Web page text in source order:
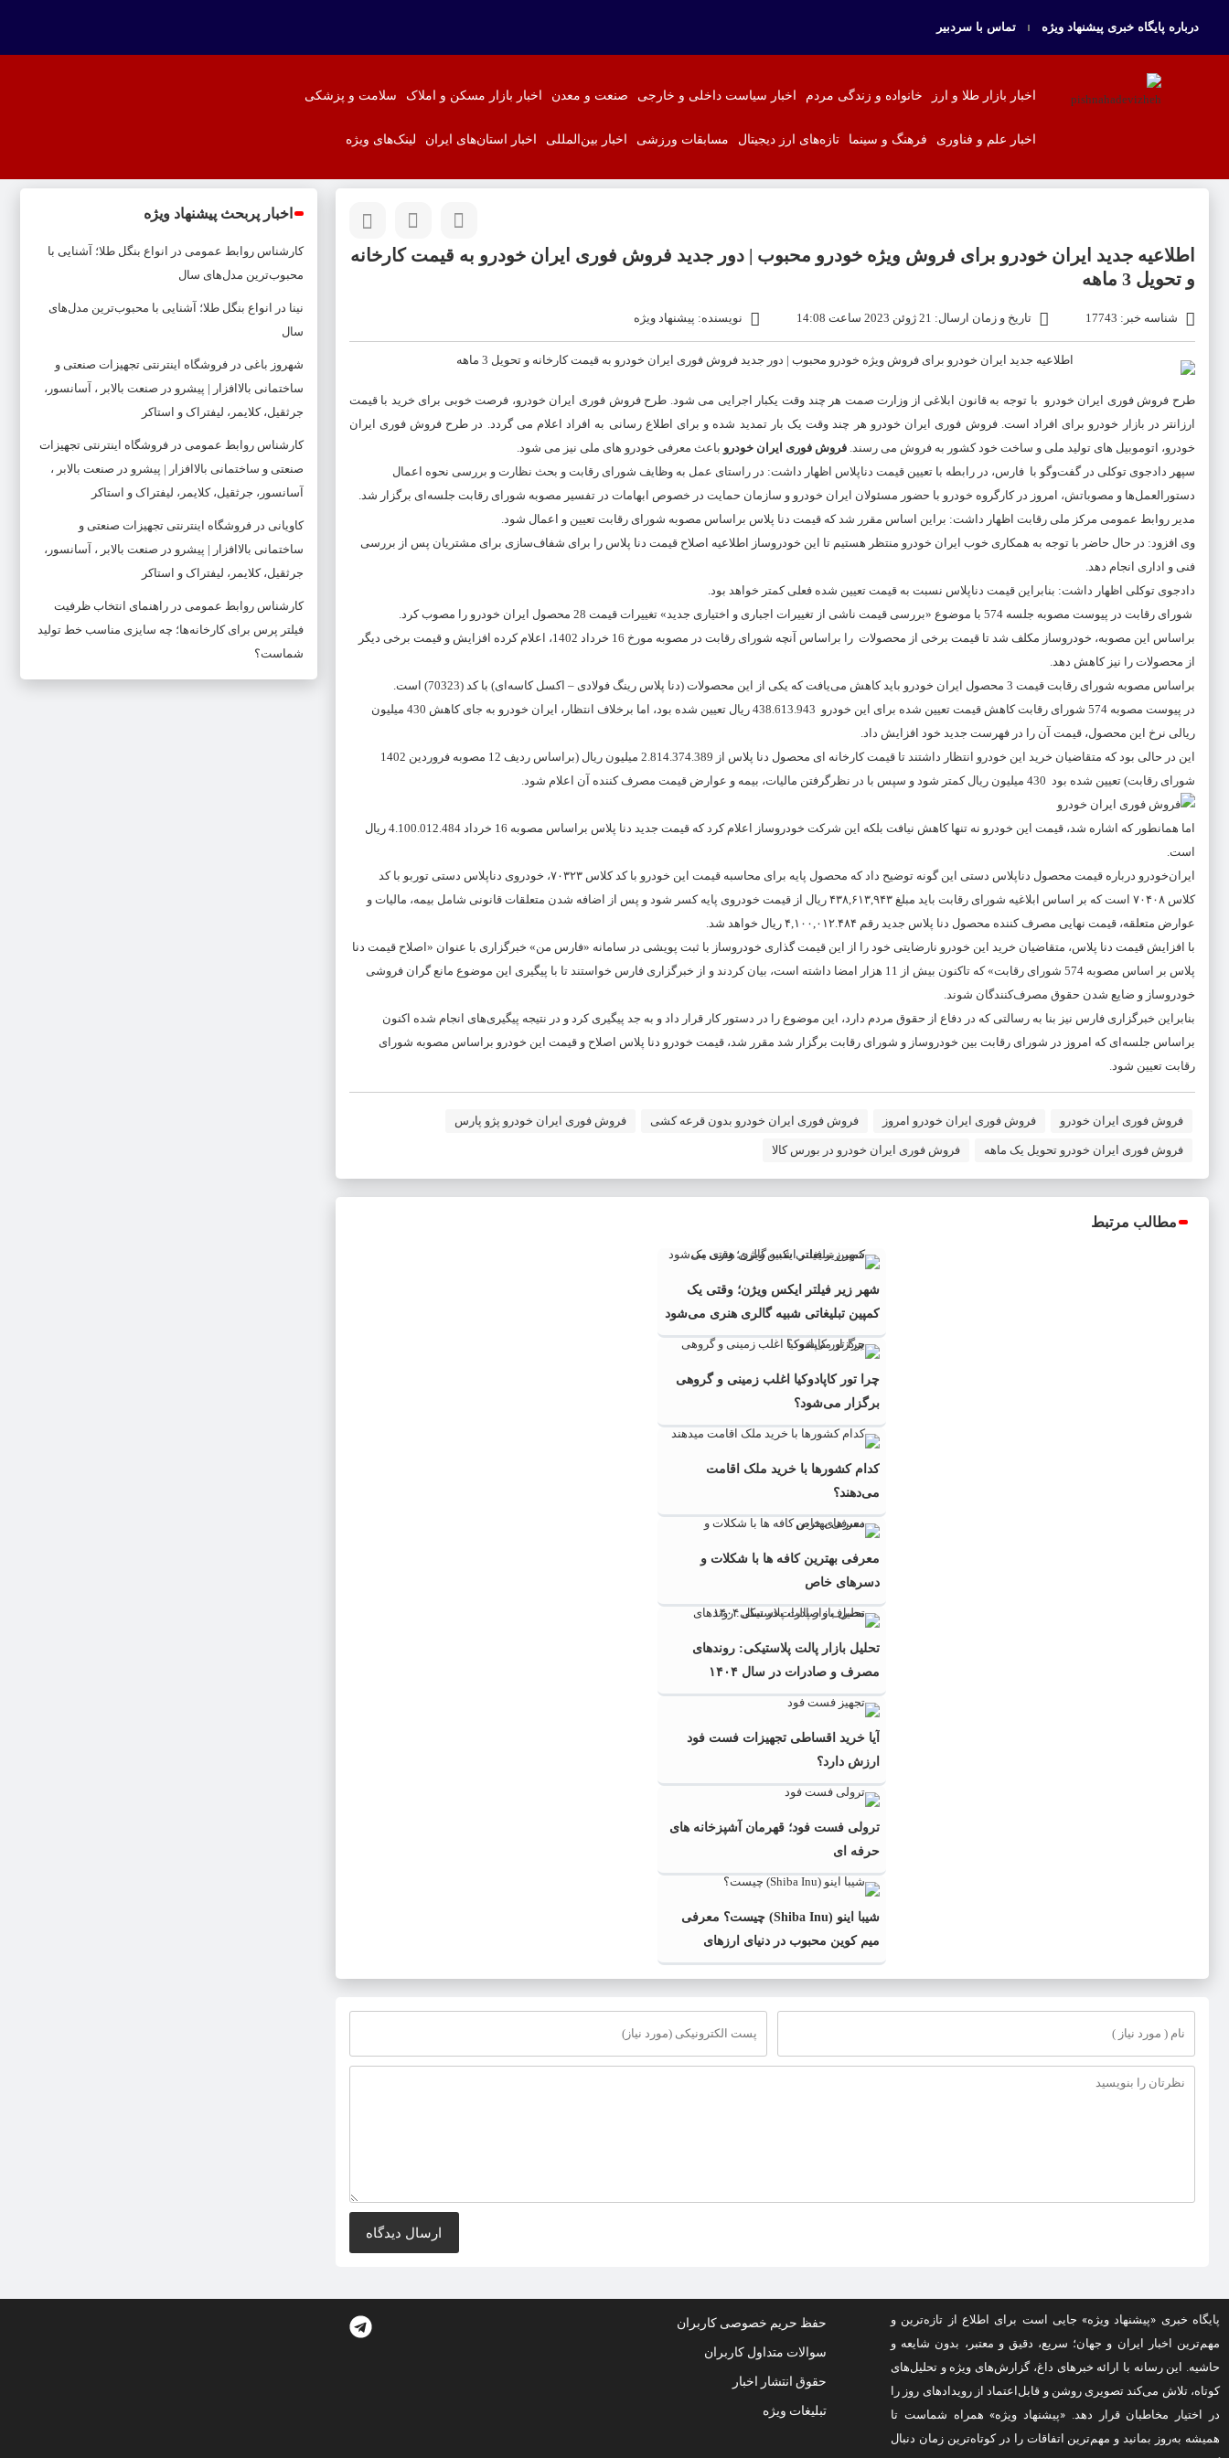
درباره پایگاه خبری پیشنهاد ویژه تماس با سردبیر
اخبار بازار طلا و ارز خانواده و زندگی مردم اخبار سیاست داخلی و خارجی صنعت و معدن اخبار بازار مسکن و املاک سلامت و پزشکی
اخبار علم و فناوری فرهنگ و سینما تازه‌های ارز دیجیتال مسابقات ورزشی اخبار بین‌المللی اخبار استان‌های ایران لینک‌های ویژه
اطلاعیه جدید ایران خودرو برای فروش ویژه خودرو محبوب | دور جدید فروش فوری ایران خودرو به قیمت کارخانه
و تحویل 3 ماهه
شناسه خبر: 17743 تاریخ و زمان ارسال: 21 ژوئن 2023 ساعت 14:08 نویسنده: پیشنهاد ویژه
طرح فروش فوری ایران خودرو با توجه به قانون ابلاغی از وزارت صمت هر چند وقت یکبار اجرایی می شود. طرحفروش فوری ایران خودرو، فرصت خوبی برای خرید با قیمت
ارزانتر در بازار خودرو برای افراد است.فروش فوری ایران خودرو هر چند وقت یک بار تمدید شده و برای اطلاع رسانی به افراد اعلام می گردد. در طرحفروش فوری ایران
خودرو، اتوموبیل های تولید ملی و ساخت خود کشور به فروش می رسند. فروش فوری ایران خودرو باعث معرفی خودرو های ملی نیز می شود.
سپهر دادجوی توکلی در گفت‌وگو با فارس، در رابطه با تعیین قیمت دناپلاس اظهار داشت: در راستای عمل به وظایف شورای رقابت و بحث نظارت و بررسی نحوه اعمال
دستورالعمل‌ها و مصوباتش، امروز در کارگروه خودرو با حضور مسئولان ایران خودرو و سازمان حمایت در خصوص ابهامات در تفسیر مصوبه شورای رقابت جلسه‌ای برگزار شد.
مدیر روابط عمومی مرکز ملی رقابت اظهار داشت: براین اساس مقرر شد که قیمت دنا پلاس براساس مصوبه شورای رقابت تعیین و اعمال شود.
وی افزود: در حال حاضر با توجه به همکاری خوب ایران خودرو منتظر هستیم تا این خودروساز اطلاعیه اصلاح قیمت دنا پلاس را برای شفاف‌سازی برای مشتریان پس از بررسی
فنی و اداری انجام دهد.
دادجوی توکلی اظهار داشت: بنابراین قیمت دناپلاس نسبت به قیمت تعیین شده فعلی کمتر خواهد بود.
شورای رقابت در پیوست مصوبه جلسه 574 با موضوع «بررسی قیمت ناشی از تغییرات اجباری و اختیاری جدید» تغییرات قیمت 28 محصول ایران خودرو را مصوب کرد.
براساس این مصوبه، خودروساز مکلف شد تا قیمت برخی از محصولات را براساس آنچه شورای رقابت در مصوبه مورخ 16 خرداد 1402، اعلام کرده افزایش و قیمت برخی دیگر
از محصولات را نیز کاهش دهد.
براساس مصوبه شورای رقابت قیمت 3 محصول ایران خودرو باید کاهش می‌یافت که یکی از این محصولات (دنا پلاس رینگ فولادی – اکسل کاسه‌ای) با کد (70323) است.
در پیوست مصوبه 574 شورای رقابت کاهش قیمت تعیین شده برای این خودرو 438.613.943 ریال تعیین شده بود، اما برخلاف انتظار، ایران خودرو به جای کاهش 430 میلیون
ریالی نرخ این محصول، قیمت آن را در فهرست جدید خود افزایش داد.
این در حالی بود که متقاضیان خرید این خودرو انتظار داشتند تا قیمت کارخانه ای محصول دنا پلاس از 2.814.374.389 میلیون ریال (براساس ردیف 12 مصوبه فروردین 1402
شورای رقابت) تعیین شده بود 430 میلیون ریال کمتر شود و سپس با در نظرگرفتن مالیات، بیمه و عوارض قیمت مصرف کننده آن اعلام شود.
اما همانطور که اشاره شد، قیمت این خودرو نه تنها کاهش نیافت بلکه این شرکت خودروساز اعلام کرد که قیمت جدید دنا پلاس براساس مصوبه 16 خرداد 4.100.012.484 ریال
است.
ایران‌خودرو درباره قیمت محصول دناپلاس دستی این گونه توضیح داد که محصول پایه برای محاسبه قیمت این خودرو با کد کلاس ۷۰۳۲۳، خودروی دناپلاس دستی توربو با کد
کلاس ۷۰۴۰۸ است که بر اساس ابلاغیه شورای رقابت باید مبلغ ۴۳۸,۶۱۳,۹۴۳ ریال از قیمت خودروی پایه کسر شود و پس از اضافه شدن متعلقات قانونی شامل بیمه، مالیات و
عوارض متعلقه، قیمت نهایی مصرف کننده محصول دنا پلاس جدید رقم ۴,۱۰۰,۰۱۲.۴۸۴ ریال خواهد شد.
با افزایش قیمت دنا پلاس، متقاضیان خرید این خودرو نارضایتی خود را از این قیمت گذاری خودروساز با ثبت پویشی در سامانه «فارس من» خبرگزاری با عنوان «اصلاح قیمت دنا
پلاس بر اساس مصوبه 574 شورای رقابت» که تاکنون بیش از 11 هزار امضا داشته است، بیان کردند و از خبرگزاری فارس خواستند تا با پیگیری این موضوع مانع گران فروشی
خودروساز و ضایع شدن حقوق مصرف‌کنندگان شوند.
بنابراین خبرگزاری فارس نیز بنا به رسالتی که در دفاع از حقوق مردم دارد، این موضوع را در دستور کار قرار داد و به جد پیگیری کرد و در نتیجه پیگیری‌های انجام شده اکنون
براساس جلسه‌ای که امروز در شورای رقابت بین خودروساز و شورای رقابت برگزار شد مقرر شد، قیمت خودرو دنا پلاس اصلاح و قیمت این خودرو براساس مصوبه شورای
رقابت تعیین شود.
فروش فوری ایران خودرو فروش فوری ایران خودرو امروز فروش فوری ایران خودرو بدون قرعه کشی فروش فوری ایران خودرو پژو پارس
فروش فوری ایران خودرو تحویل یک ماهه فروش فوری ایران خودرو در بورس کالا
مطالب مرتبط
شهر زیر فیلتر ایکس ویژن؛ وقتی یک
کمپین تبلیغاتی شبیه گالری هنری می‌شود
چرا تور کاپادوکیا اغلب زمینی و گروهی
برگزار می‌شود؟
کدام کشورها با خرید ملک اقامت
می‌دهند؟
معرفی بهترین کافه ها با شکلات و
دسرهای خاص
تحلیل بازار پالت پلاستیکی: روندهای
مصرف و صادرات در سال ۱۴۰۴
آیا خرید اقساطی تجهیزات فست فود
ارزش دارد؟
ترولی فست فود؛ قهرمان آشپزخانه های
حرفه ای
شیبا اینو (Shiba Inu) چیست؟ معرفی
میم کوین محبوب در دنیای ارزهای
دیجیتال
اخبار پربحث پیشنهاد ویژه
کارشناس روابط عمومی در
انواع بنگل طلا؛ آشنایی با
محبوب‌ترین مدل‌های سال
نینا در
انواع بنگل طلا؛ آشنایی با محبوب‌ترین مدل‌های
سال
شهروز باغی در فروشگاه اینترنتی تجهیزات صنعتی و
ساختمانی بالاافزار | پیشرو در صنعت بالابر ، آسانسور،
جرثقیل، کلایمر، لیفتراک و استاکر
کارشناس روابط عمومی در فروشگاه اینترنتی تجهیزات
صنعتی و ساختمانی بالاافزار | پیشرو در صنعت بالابر ،
آسانسور، جرثقیل، کلایمر، لیفتراک و استاکر
کاویانی در فروشگاه اینترنتی تجهیزات صنعتی و
ساختمانی بالاافزار | پیشرو در صنعت بالابر ، آسانسور،
جرثقیل، کلایمر، لیفتراک و استاکر
کارشناس روابط عمومی در راهنمای انتخاب ظرفیت
فیلتر پرس برای کارخانه‌ها؛ چه سایزی مناسب خط تولید
شماست؟
پایگاه خبری «پیشنهاد ویژه» جایی است برای اطلاع از تازه‌ترین و
مهم‌ترین اخبار ایران و جهان؛ سریع، دقیق و معتبر، بدون شایعه و
حاشیه. این رسانه با ارائه خبرهای داغ، گزارش‌های ویژه و تحلیل‌های
کوتاه، تلاش می‌کند تصویری روشن و قابل‌اعتماد از رویدادهای روز را
در اختیار مخاطبان قرار دهد. «پیشنهاد ویژه» همراه شماست تا
همیشه به‌روز بمانید و مهم‌ترین اتفاقات را در کوتاه‌ترین زمان دنبال
حفظ حریم خصوصی کاربران
سوالات متداول کاربران
حقوق انتشار اخبار
تبلیغات ویژه